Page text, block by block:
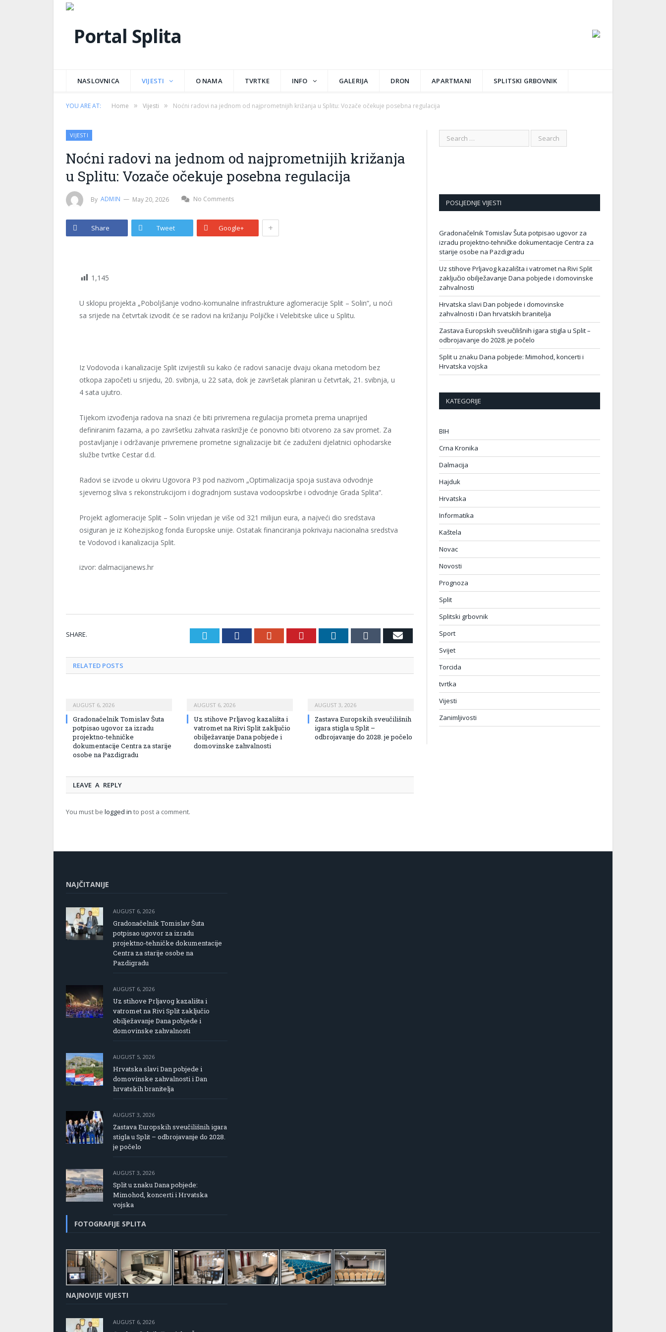
NASLOVNICA VIJESTI O NAMA TVRTKE INFO GALERIJA DRON APARTMANI SPLITSKI GRBOVNIK
YOU ARE AT: Home » Vijesti » Noćni radovi na jednom od najprometnijih križanja u Splitu: Vozače očekuje posebna regulacija
VIJESTI
Noćni radovi na jednom od najprometnijih križanja
u Splitu: Vozače očekuje posebna regulacija
By ADMIN May 20, 2026 No Comments
Share Tweet Google+ +
1,145
U sklopu projekta „Poboljšanje vodno-komunalne infrastrukture aglomeracije Split – Solin“, u noći
sa srijede na četvrtak izvodit će se radovi na križanju Poljičke i Velebitske ulice u Splitu.
Iz Vodovoda i kanalizacije Split izvijestili su kako će radovi sanacije dvaju okana metodom bez
otkopa započeti u srijedu, 20. svibnja, u 22 sata, dok je završetak planiran u četvrtak, 21. svibnja, u
4 sata ujutro.
Tijekom izvođenja radova na snazi će biti privremena regulacija prometa prema unaprijed
definiranim fazama, a po završetku zahvata raskrižje će ponovno biti otvoreno za sav promet. Za
postavljanje i održavanje privremene prometne signalizacije bit će zaduženi djelatnici ophodarske
službe tvrtke Cestar d.d.
Radovi se izvode u okviru Ugovora P3 pod nazivom „Optimalizacija spoja sustava odvodnje
sjevernog sliva s rekonstrukcijom i dogradnjom sustava vodoopskrbe i odvodnje Grada Splita“.
Projekt aglomeracije Split – Solin vrijedan je više od 321 milijun eura, a najveći dio sredstava
osiguran je iz Kohezijskog fonda Europske unije. Ostatak financiranja pokrivaju nacionalna sredstva
te Vodovod i kanalizacija Split.
izvor: dalmacijanews.hr
SHARE. TwitterFacebookGoogle+PinterestLinkedInTumblrEmail
RELATED POSTS
AUGUST 6, 2026
Gradonačelnik Tomislav Šuta
potpisao ugovor za izradu
projektno-tehničke
dokumentacije Centra za starije
osobe na Pazdigradu
AUGUST 6, 2026
Uz stihove Prljavog kazališta i
vatromet na Rivi Split zaključio
obilježavanje Dana pobjede i
domovinske zahvalnosti
AUGUST 3, 2026
Zastava Europskih sveučilišnih
igara stigla u Split –
odbrojavanje do 2028. je počelo
LEAVE A REPLY
You must be logged in to post a comment.
POSLJEDNJE VIJESTI
Gradonačelnik Tomislav Šuta potpisao ugovor za
izradu projektno-tehničke dokumentacije Centra za
starije osobe na Pazdigradu
Uz stihove Prljavog kazališta i vatromet na Rivi Split
zaključio obilježavanje Dana pobjede i domovinske
zahvalnosti
Hrvatska slavi Dan pobjede i domovinske
zahvalnosti i Dan hrvatskih branitelja
Zastava Europskih sveučilišnih igara stigla u Split –
odbrojavanje do 2028. je počelo
Split u znaku Dana pobjede: Mimohod, koncerti i
Hrvatska vojska
KATEGORIJE
BIH
Crna Kronika
Dalmacija
Hajduk
Hrvatska
Informatika
Kaštela
Novac
Novosti
Prognoza
Split
Splitski grbovnik
Sport
Svijet
Torcida
tvrtka
Vijesti
Zanimljivosti
NAJČITANIJE
AUGUST 6, 2026
Gradonačelnik Tomislav Šuta
potpisao ugovor za izradu
projektno-tehničke dokumentacije
Centra za starije osobe na
Pazdigradu
AUGUST 6, 2026
Uz stihove Prljavog kazališta i
vatromet na Rivi Split zaključio
obilježavanje Dana pobjede i
domovinske zahvalnosti
AUGUST 5, 2026
Hrvatska slavi Dan pobjede i
domovinske zahvalnosti i Dan
hrvatskih branitelja
AUGUST 3, 2026
Zastava Europskih sveučilišnih igara
stigla u Split – odbrojavanje do 2028.
je počelo
AUGUST 3, 2026
Split u znaku Dana pobjede:
Mimohod, koncerti i Hrvatska
vojska
FOTOGRAFIJE SPLITA
NAJNOVIJE VIJESTI
AUGUST 6, 2026